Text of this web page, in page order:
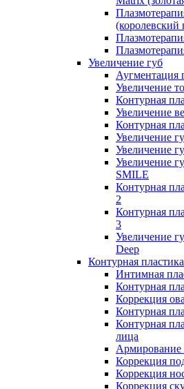
(королевский
Увеличение губ
Аугментация
Увеличение
Контурная
Увеличение
Контурная
Увеличение
Увеличение
Увеличение
SMILE
Контурная
2
Контурная
3
Увеличение
Deep
Контурная пластика
Интимная
Контурная
Коррекция
Контурная
Контурная
лица
Армирование
Коррекция
Коррекция
Коррекция